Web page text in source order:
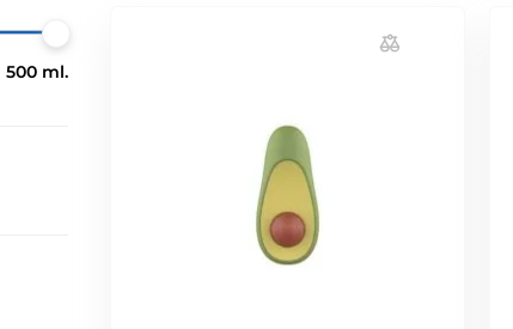
500 ml.